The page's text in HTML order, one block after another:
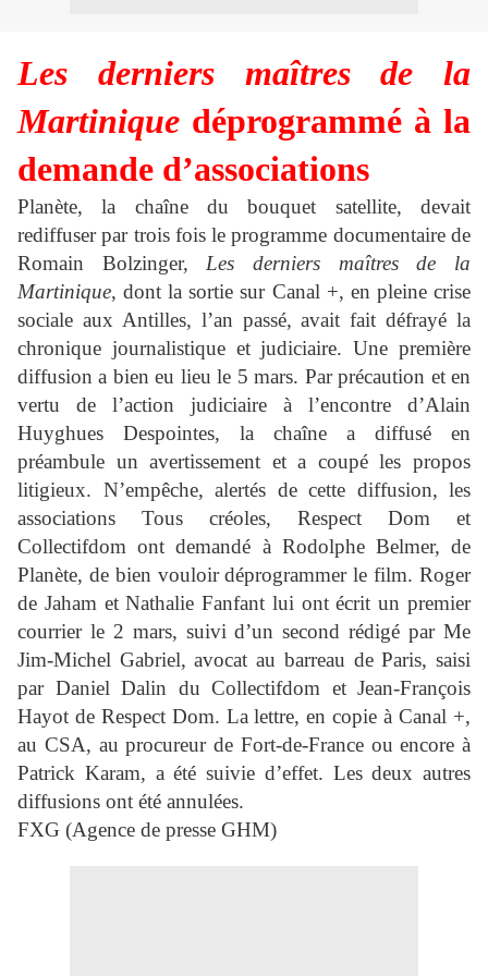
Les derniers maîtres de la
Martinique déprogrammé à la
demande d’associations
Planète, la chaîne du bouquet satellite, devait
rediffuser par trois fois le programme documentaire de
Romain Bolzinger, Les derniers maîtres de la
Martinique, dont la sortie sur Canal +, en pleine crise
sociale aux Antilles, l’an passé, avait fait défrayé la
chronique journalistique et judiciaire. Une première
diffusion a bien eu lieu le 5 mars. Par précaution et en
vertu de l’action judiciaire à l’encontre d’Alain
Huyghues Despointes, la chaîne a diffusé en
préambule un avertissement et a coupé les propos
litigieux. N’empêche, alertés de cette diffusion, les
associations Tous créoles, Respect Dom et
Collectifdom ont demandé à Rodolphe Belmer, de
Planète, de bien vouloir déprogrammer le film. Roger
de Jaham et Nathalie Fanfant lui ont écrit un premier
courrier le 2 mars, suivi d’un second rédigé par Me
Jim-Michel Gabriel, avocat au barreau de Paris, saisi
par Daniel Dalin du Collectifdom et Jean-François
Hayot de Respect Dom. La lettre, en copie à Canal +,
au CSA, au procureur de Fort-de-France ou encore à
Patrick Karam, a été suivie d’effet. Les deux autres
diffusions ont été annulées.
FXG (Agence de presse GHM)